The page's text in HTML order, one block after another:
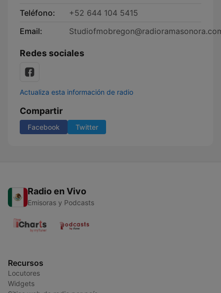
Teléfono:
+52 644 104 5415
Email:
Redes sociales
Actualiza esta información de radio
Compartir
Facebook Twitter
Radio en Vivo
Emisoras y Podcasts
Recursos
Locutores
Widgets